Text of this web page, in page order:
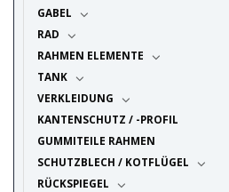
GABEL
RAD
RAHMEN ELEMENTE
TANK
VERKLEIDUNG
KANTENSCHUTZ / -PROFIL
GUMMITEILE RAHMEN
SCHUTZBLECH / KOTFLÜGEL
RÜCKSPIEGEL